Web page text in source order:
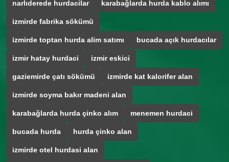
narlıderede hurdacilar karabağlarda hurda kablo alımı
izmirde fabrika sökümü
izmirde toptan hurda alim satımı bucada açık hurdacılar
izmir hatay hurdaci izmir eskici
gaziemirde çatı sökümü izmirde kat kalorifer alan
izmirde soyma bakır madeni alan
karabağlarda hurda çinko alım menemen hurdaci
bucada hurda hurda çinko alan
izmirde otel hurdasi alan